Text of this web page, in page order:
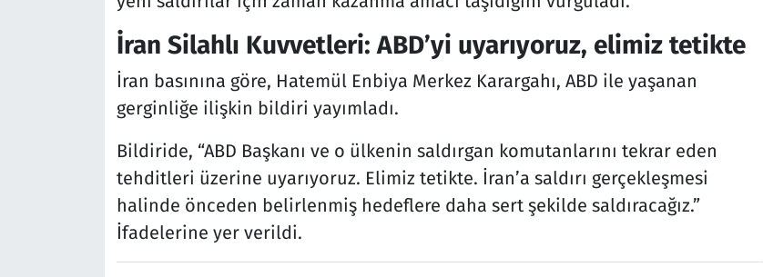
İran Silahlı Kuvvetleri: ABD’yi uyarıyoruz, elimiz tetikte
İran basınına göre, Hatemül Enbiya Merkez Karargahı, ABD ile yaşanan
gerginliğe ilişkin bildiri yayımladı.
Bildiride, “ABD Başkanı ve o ülkenin saldırgan komutanlarını tekrar eden
tehditleri üzerine uyarıyoruz. Elimiz tetikte. İran’a saldırı gerçekleşmesi
halinde önceden belirlenmiş hedeflere daha sert şekilde saldıracağız.”
İfadelerine yer verildi.